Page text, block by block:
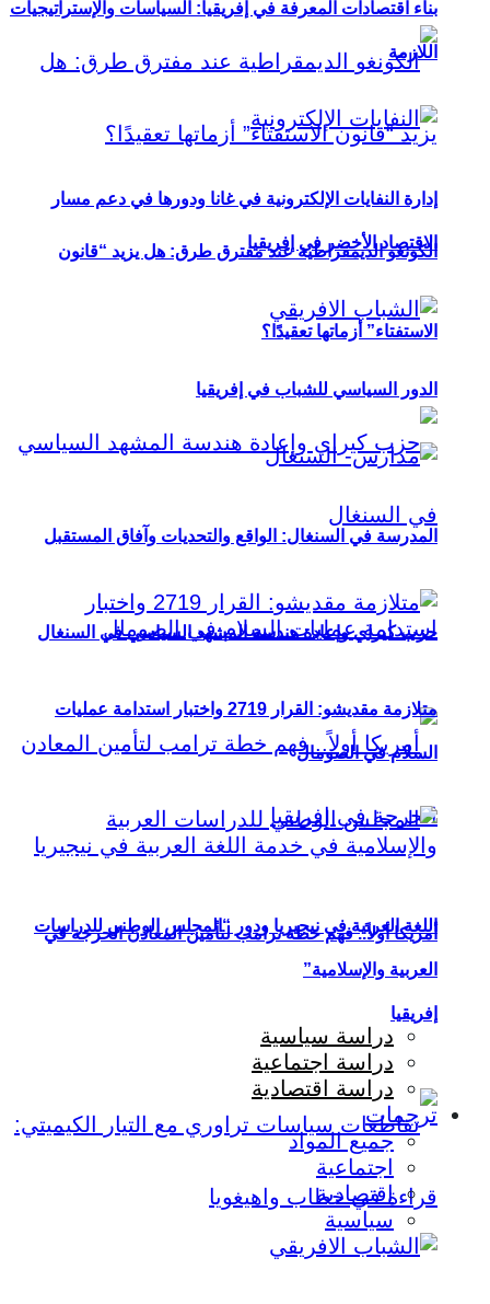
الكونغو الديمقراطية عند مفترق طرق: هل يزيد “قانون
الاستفتاء” أزماتها تعقيدًا؟
حزب كيراي وإعادة هندسة المشهد السياسي في السنغال
أمريكا أولاً.. فهم خطة ترامب لتأمين المعادن الحرجة في
إفريقيا
بناء اقتصادات المعرفة في إفريقيا: السياسات والإستراتيجيات
اللازمة
إدارة النفايات الإلكترونية في غانا ودورها في دعم مسار
الاقتصاد الأخضر في إفريقيا
الدور السياسي للشباب في إفريقيا
المدرسة في السنغال: الواقع والتحديات وآفاق المستقبل
متلازمة مقديشو: القرار 2719 واختبار استدامة عمليات
السلام في الصومال
اللغة العربية في نيجيريا ودور “المجلس الوطني للدراسات
العربية والإسلامية”
دراسة سياسية
دراسة اجتماعية
دراسة اقتصادية
ترجمات
جميع المواد
اجتماعية
اقتصادية
سياسية